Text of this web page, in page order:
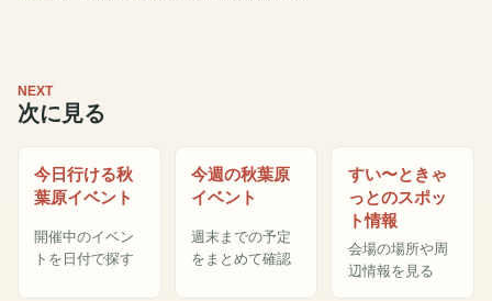
NEXT
次に見る
今日行ける秋
葉原イベント
開催中のイベン
トを日付で探す
今週の秋葉原
イベント
週末までの予定
をまとめて確認
すい〜ときゃ
っとのスポッ
ト情報
会場の場所や周
辺情報を見る